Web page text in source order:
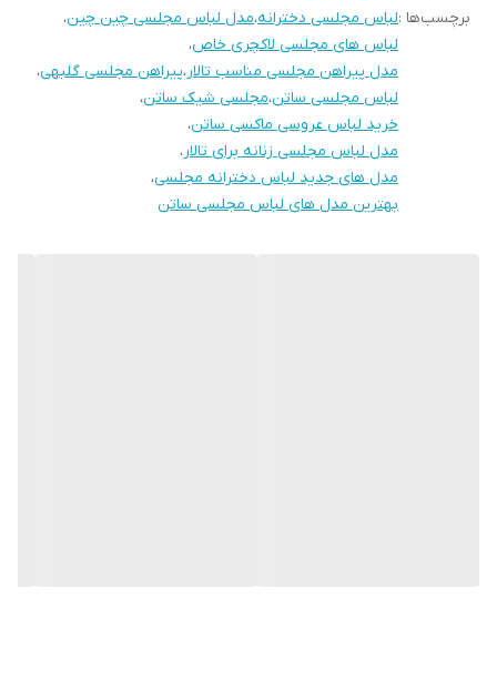
برچسب‌ها :لباس مجلسی دخترانه،مدل لباس مجلسی چین چین،
لباس های مجلسی لاکچری خاص،
مدل پیراهن مجلسی مناسب تالار،پیراهن مجلسی گلبهی،
لباس مجلسی ساتن،مجلسی شیک ساتن،
خرید لباس عروسی ماکسی ساتن،
مدل لباس مجلسی زنانه برای تالار،
مدل های جدید لباس دخترانه مجلسی،
بهترین مدل های لباس مجلسی ساتن